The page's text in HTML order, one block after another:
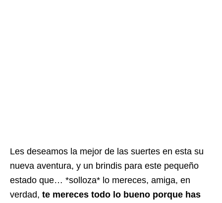
Les deseamos la mejor de las suertes en esta su
nueva aventura, y un brindis para este pequeño
estado que… *solloza* lo mereces, amiga, en
verdad, te mereces todo lo bueno porque has